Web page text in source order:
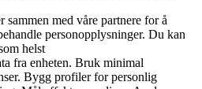
med våre partnere for å
personopplysninger. Du kan
helst
fra enheten. Bruk minimal
Bygg profiler for personlig